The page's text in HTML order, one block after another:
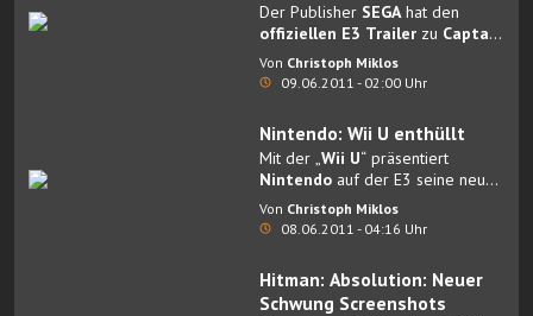
Der Publisher SEGAhat den
offiziellen E3 Trailer zu Captain
America: Super Soldier
veröffentlicht.
Von Christoph Miklos
09.06.2011 - 02:00 Uhr
Nintendo: Wii U enthüllt
Mit der „Wii U“ präsentiert
Nintendo auf der E3 seine neue
Next-Gen Konsole für das Jahr
2012.
Von Christoph Miklos
08.06.2011 - 04:16 Uhr
Hitman: Absolution: Neuer
Schwung Screenshots